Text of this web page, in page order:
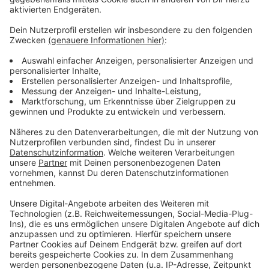
Anzeige
Was macht der Künstler eigentlich, wenn er nicht auf
der Bühne oder vor der Kamera steht? Hier erfahren
wir es. Im Podcast "
Schröder die schönsten Geschichten, die lustigsten
Anekdoten, intime Geständnisse und haut natürlich
seine Lieblingspromis in die Pfanne, so wie wir ihn
kennen und lieben. Atze Schröder und sein ganz
persönlicher Wochenrückblick - so privat wie noch nie,
so lustig wie immer.
Anzeige
Anzeige